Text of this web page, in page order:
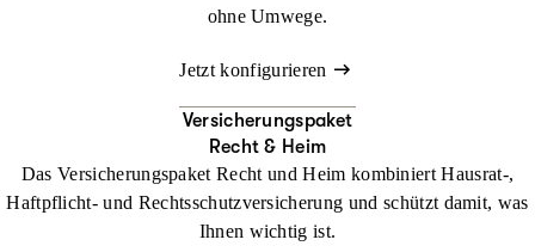
ohne Umwege.
Jetzt konfigurieren
Versicherungspaket
Recht & Heim
Das Versicherungspaket Recht und Heim kombiniert Hausrat-,
Haftpflicht- und Rechtsschutzversicherung und schützt damit, was
Ihnen wichtig ist.